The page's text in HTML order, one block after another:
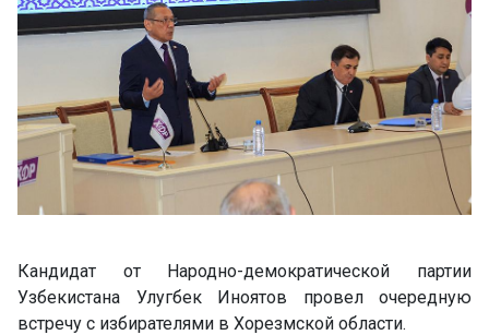
Кандидат от Народно-демократической партии
Узбекистана Улугбек Иноятов провел очередную
встречу с избирателями в Хорезмской области.